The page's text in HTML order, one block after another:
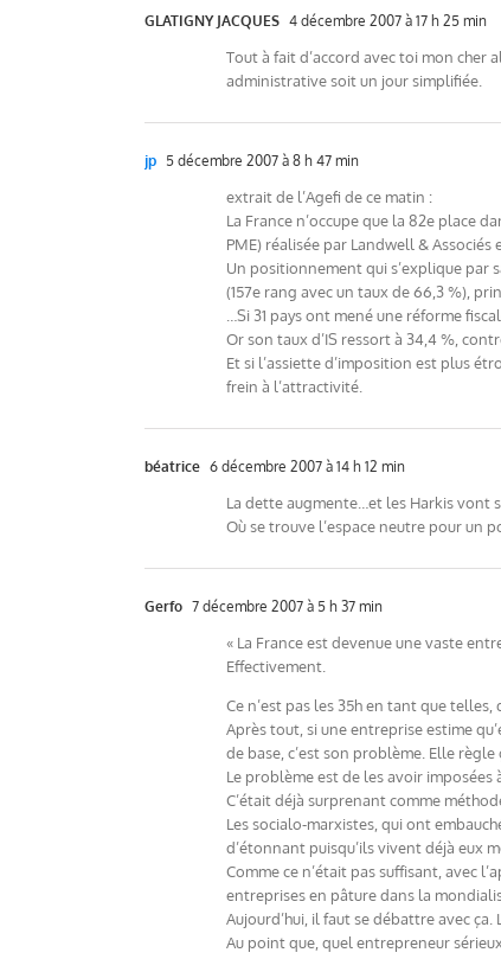
GLATIGNY JACQUES 4 décembre 2007 à 17 h 25 min
Tout à fait d’accord avec toi mon cher
administrative soit un jour simplifiée.
jp 5 décembre 2007 à 8 h 47 min
extrait de l’Agefi de ce matin :
La France n’occupe que la 82e place
PME) réalisée par Landwell &
Un positionnement qui s’explique par
(157e rang avec un taux de 66,3 %),
…Si 31 pays ont mené une réforme
Or son taux d’IS ressort à 34,4 %,
Et si l’assiette d’imposition est plus
frein à l’attractivité.
béatrice 6 décembre 2007 à 14 h 12 min
La dette augmente…et les Harkis vont
Où se trouve l’espace neutre pour un
Gerfo 7 décembre 2007 à 5 h 37 min
« La France est devenue une vaste
Effectivement.
Ce n’est pas les 35h en tant que
Après tout, si une entreprise estime
de base, c’est son problème. Elle
Le problème est de les avoir
C’était déjà surprenant comme
Les socialo-marxistes, qui ont
d’étonnant puisqu’ils vivent déjà eux
Comme ce n’était pas suffisant, avec
entreprises en pâture dans la
Aujourd’hui, il faut se débattre avec
Au point que, quel entrepreneur